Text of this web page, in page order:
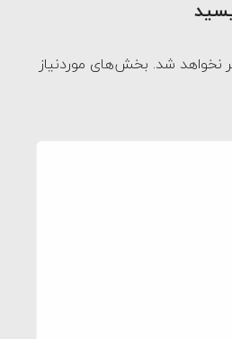
نخواهد شد. بخش‌های موردنیاز